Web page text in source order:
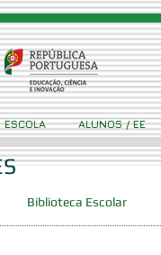
Biblioteca Escolar
ESCOLA ALUNOS / EE